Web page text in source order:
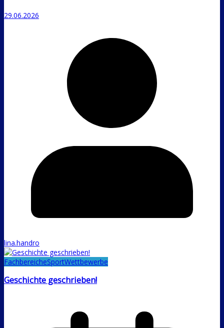
29.06.2026
lina.handro
FachbereicheSportWettbewerbe
Geschichte geschrieben!